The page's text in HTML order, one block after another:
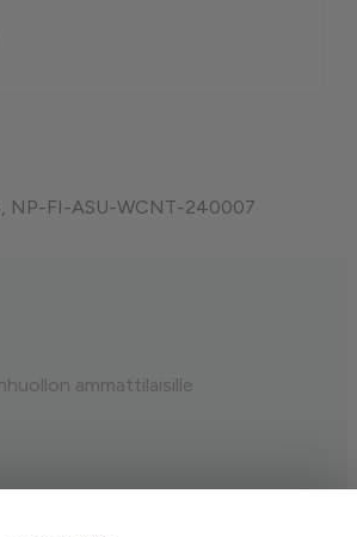
NP-FI-ASU-WCNT-240007
ammattilaisille